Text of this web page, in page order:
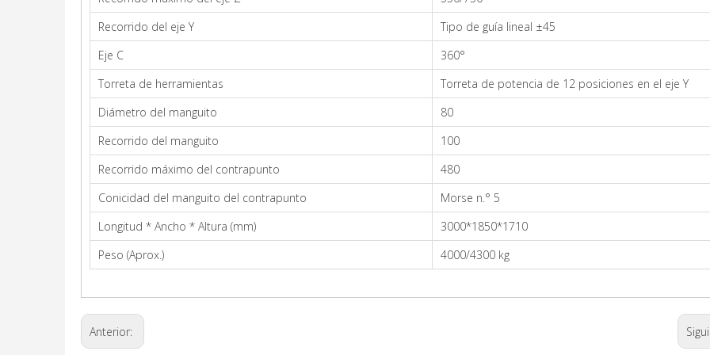
Recorrido del eje Y
Tipo de guía lineal ±45
Eje C
360°
Torreta de herramientas
Torreta de potencia de 12 posiciones en el eje Y
Diámetro del manguito
80
Recorrido del manguito
100
Recorrido máximo del contrapunto
480
Conicidad del manguito del contrapunto
Morse n.° 5
Longitud * Ancho * Altura (mm)
3000*1850*1710
Peso (Aprox.)
4000/4300 kg
Anterior: